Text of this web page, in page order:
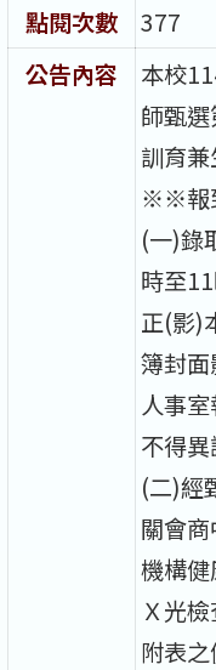
點閱次數
377
公告內容
本校
師甄選
訓育
※※報
(一)錄
時至
正(影)
簿封
人事
不得異
(二)經
關會
機構
Ｘ光
附表